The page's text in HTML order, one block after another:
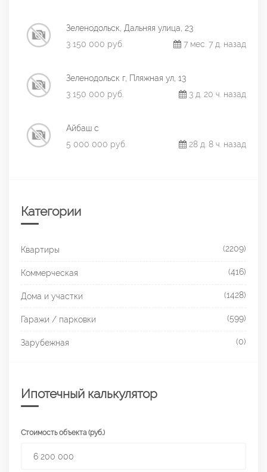
Зеленодольск, Дальняя улица, 23
3 150 000 руб.
7 мес. 7 д. назад
Зеленодольск г, Пляжная ул, 13
3 150 000 руб.
3 д. 20 ч. назад
Айбаш с
5 000 000 руб.
28 д. 8 ч. назад
Категории
Квартиры (2209)
Коммерческая (416)
Дома и участки (1428)
Гаражи / парковки (599)
Зарубежная (0)
Ипотечный калькулятор
Стоимость объекта (руб.)